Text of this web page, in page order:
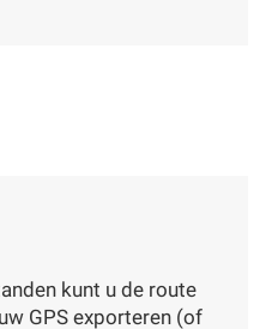
kunt u de route
GPS exporteren (of